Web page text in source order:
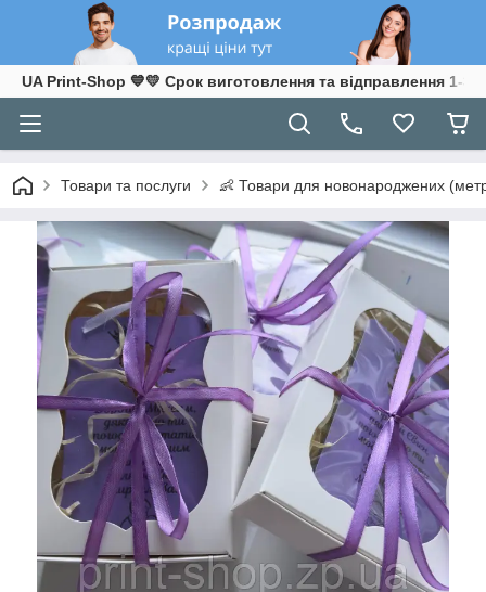
UA Print-Shop ​💙💛 Срок виготовлення та відправлення 1-3
Товари та послуги 👶 Товари для новонароджених